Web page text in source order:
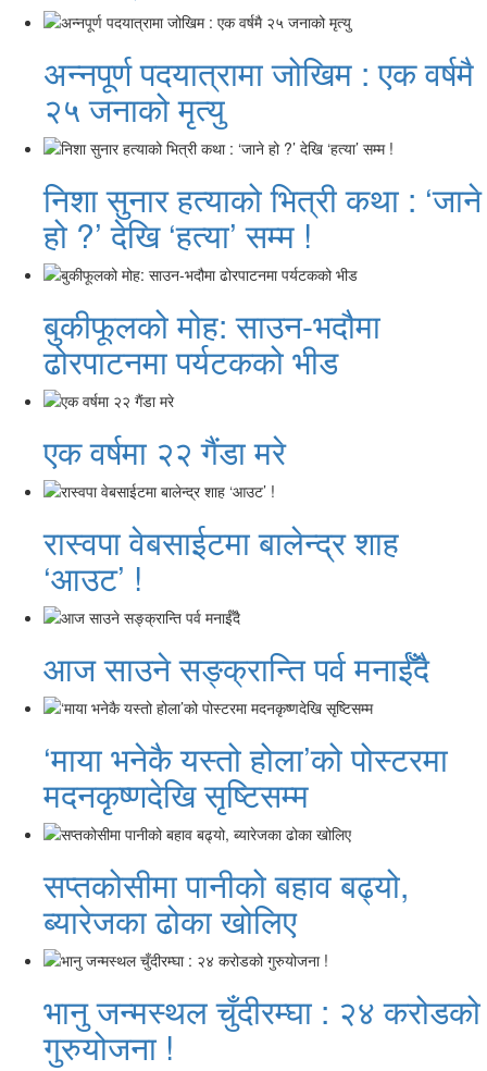
अन्नपूर्ण पदयात्रामा जोखिम : एक वर्षमै
२५ जनाको मृत्यु
निशा सुनार हत्याको भित्री कथा : ‘जाने
हो ?’ देखि ‘हत्या’ सम्म !
बुकीफूलको मोह: साउन-भदौमा
ढोरपाटनमा पर्यटकको भीड
एक वर्षमा २२ गैंडा मरे
रास्वपा वेबसाईटमा बालेन्द्र शाह
‘आउट’ !
आज साउने सङ्क्रान्ति पर्व मनाईँदै
‘माया भनेकै यस्तो होला’को पोस्टरमा
मदनकृष्णदेखि सृष्टिसम्म
सप्तकोसीमा पानीको बहाव बढ्यो,
ब्यारेजका ढोका खोलिए
भानु जन्मस्थल चुँदीरम्घा : २४ करोडको
गुरुयोजना !